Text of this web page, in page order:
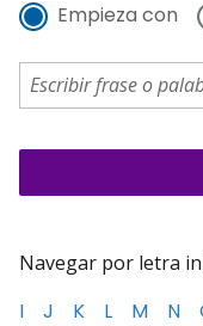
Empieza con
Navegar por letra
I
J K L M N